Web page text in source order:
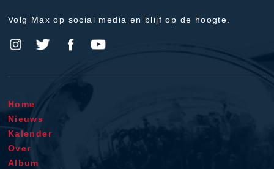
Volg Max op social media en blijf op de hoogte.
Home
Nieuws
Kalender
Over
Album